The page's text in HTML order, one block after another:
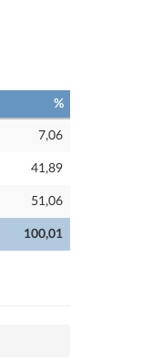
%
100,01
7,06
41,89
51,06